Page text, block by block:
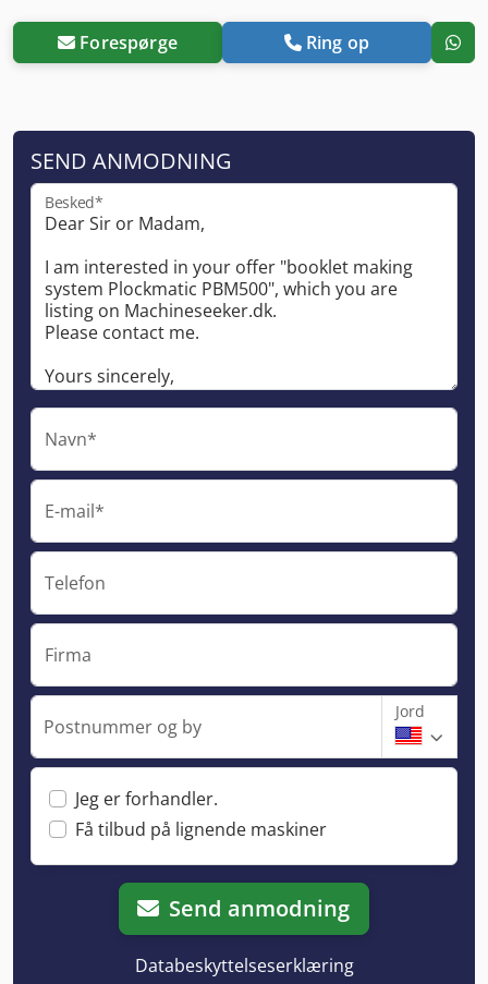
Forespørge Ring op
SEND ANMODNING
Besked*
Navn*
E-mail*
Telefon
Firma
Postnummer og by
Jord
Jeg er forhandler.
Få tilbud på lignende maskiner
Send anmodning
Databeskyttelseserklæring